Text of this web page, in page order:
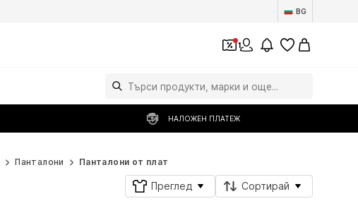
BG
1
НАЛОЖЕН ПЛАТЕЖ
Панталони Панталони от плат
Преглед Сортирай